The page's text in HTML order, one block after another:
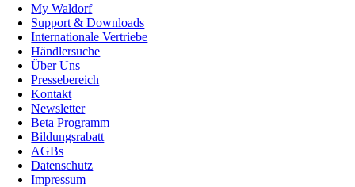
My Waldorf
Support & Downloads
Internationale Vertriebe
Händlersuche
Über Uns
Pressebereich
Kontakt
Newsletter
Beta Programm
Bildungsrabatt
AGBs
Datenschutz
Impressum